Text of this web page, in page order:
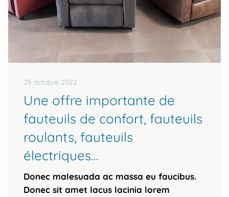
26 octobre 2022
Une offre importante de
fauteuils de confort, fauteuils
roulants, fauteuils
électriques…
Donec malesuada ac massa eu faucibus.
Donec sit amet lacus lacinia lorem